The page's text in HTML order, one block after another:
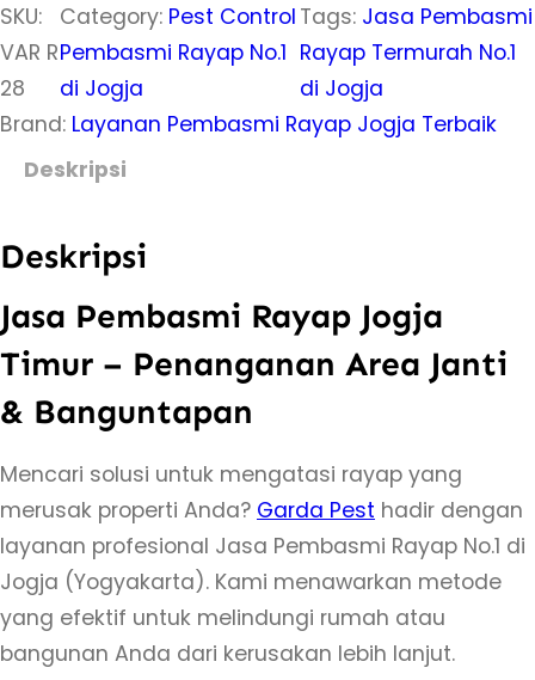
a
n
t
i
J
a
s
a
P
m
b
a
s
m
i
SKU:
VAR R
28
Category: Pest Control
Pembasmi Rayap No.1
di Jogja
Tags: Jasa Pembasmi
Rayap Termurah No.1
di Jogja
Brand: Layanan Pembasmi Rayap Jogja Terbaik
Deskripsi
Deskripsi
Jasa Pembasmi Rayap Jogja
Timur – Penanganan Area Janti
& Banguntapan
Mencari solusi untuk mengatasi rayap yang
merusak properti Anda? Garda Pest hadir dengan
layanan profesional Jasa Pembasmi Rayap No.1 di
Jogja (Yogyakarta). Kami menawarkan metode
yang efektif untuk melindungi rumah atau
bangunan Anda dari kerusakan lebih lanjut.